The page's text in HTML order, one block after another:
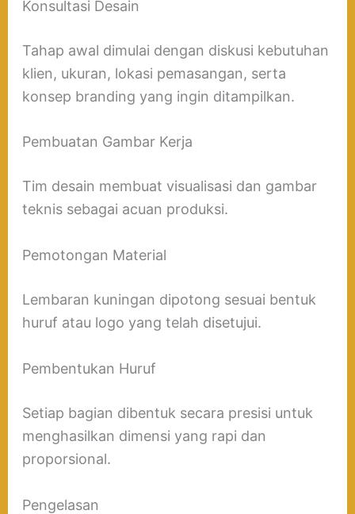
Konsultasi Desain
Tahap awal dimulai dengan diskusi kebutuhan
klien, ukuran, lokasi pemasangan, serta
konsep branding yang ingin ditampilkan.
Pembuatan Gambar Kerja
Tim desain membuat visualisasi dan gambar
teknis sebagai acuan produksi.
Pemotongan Material
Lembaran kuningan dipotong sesuai bentuk
huruf atau logo yang telah disetujui.
Pembentukan Huruf
Setiap bagian dibentuk secara presisi untuk
menghasilkan dimensi yang rapi dan
proporsional.
Pengelasan